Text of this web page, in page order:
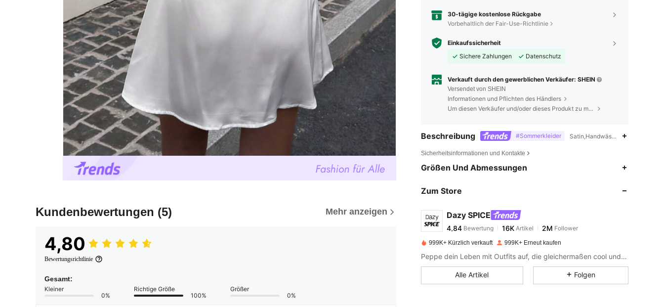
Kundenbewertungen (5) Mehr anzeigen
4,80
Bewertungsrichtlinie
Gesamt:
Kleiner
0%
Richtige Größe
100%
Größer
0%
30-tägige kostenlose Rückgabe
Vorbehaltlich der Fair-Use-Richtlinie
Einkaufssicherheit
Sichere Zahlungen
Datenschutz
Verkauft durch den gewerblichen Verkäufer: SHEIN
Versendet von SHEIN
Informationen und Pflichten des Händlers
Um diesen Verkäufer und/oder dieses Produkt zu melden
Beschreibung #Sommerkleider Satin,Handwäsche, keine
Sicherheitsinformationen und Kontakte
Größen Und Abmessungen
Zum Store
Dazy SPICE
4,84
4,84Bewertung 16KArtikel
m***4bezahltVor 1 Tag
4,84
999K+ Kürzlich verkauft 999K+ Erneut kaufen
Peppe dein Leben mit Outfits auf, die gleichermaßen cool und süß sind.
Alle Artikel Folgen